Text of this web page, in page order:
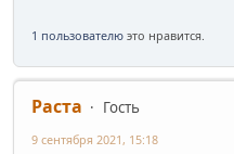
1 пользователю это нравится.
Раста
Гость
9 сентября 2021, 15:18